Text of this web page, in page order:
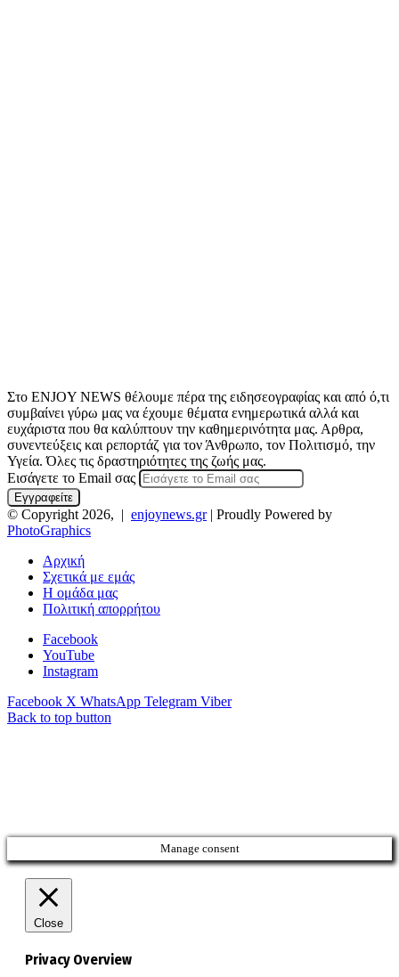
Στο ENJOY NEWS θέλουμε πέρα της ειδησεογραφίας και από ό,τι
συμβαίνει γύρω μας να έχουμε θέματα ενημερωτικά αλλά και
ευχάριστα που θα καλύπτουν την καθημερινότητα μας. Αρθρα,
συνεντεύξεις και ρεπορτάζ για τον Άνθρωπο, τον Πολιτισμό, την
Υγεία. Όλες τις δραστηριότητες της ζωής μας.
Εισάγετε το Email σας
© Copyright 2026, | enjoynews.gr| Proudly Powered by
PhotoGraphics
Αρχική
Σχετικά με εμάς
Η ομάδα μας
Πολιτική απορρήτου
Facebook
YouTube
Instagram
Facebook X WhatsApp Telegram Viber
Back to top button
Manage consent
Close
Privacy Overview